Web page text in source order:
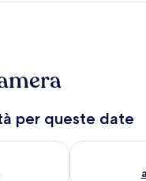
per queste date
sera, ago 9 - ago
Verifica la